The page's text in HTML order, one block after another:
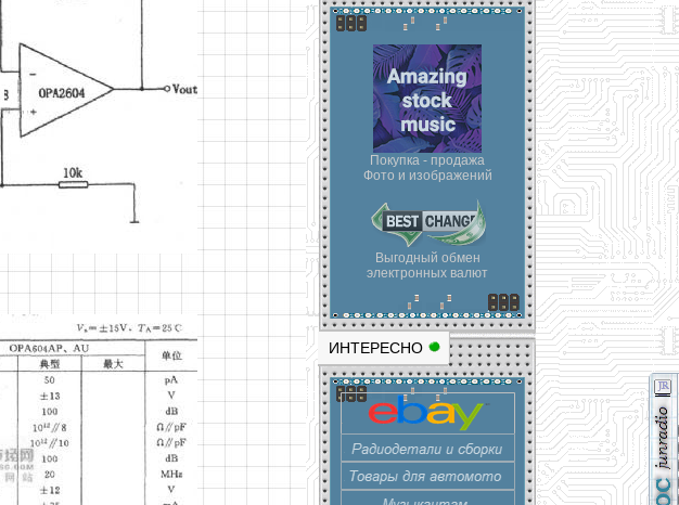
Покупка - продажа
Фото и изображений
Выгодный обмен
электронных валют
ИНТЕРЕСНО